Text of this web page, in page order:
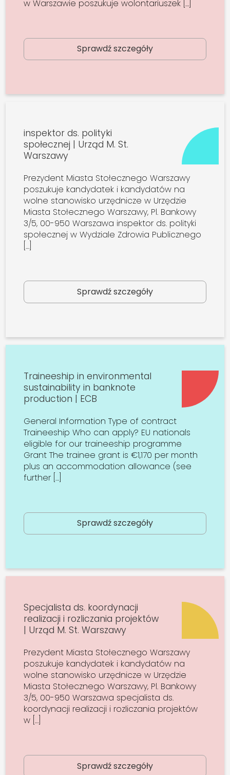
w Warszawie poszukuje wolontariuszek […]
Sprawdź szczegóły
inspektor ds. polityki
społecznej | Urząd M. St.
Warszawy
Prezydent Miasta Stołecznego Warszawy
poszukuje kandydatek i kandydatów na
wolne stanowisko urzędnicze w Urzędzie
Miasta Stołecznego Warszawy, Pl. Bankowy
3/5, 00-950 Warszawa inspektor ds. polityki
społecznej w Wydziale Zdrowia Publicznego
[…]
Sprawdź szczegóły
Traineeship in environmental
sustainability in banknote
production | ECB
General Information Type of contract
Traineeship Who can apply? EU nationals
eligible for our traineeship programme
Grant The trainee grant is €1,170 per month
plus an accommodation allowance (see
further […]
Sprawdź szczegóły
Specjalista ds. koordynacji
realizacji i rozliczania projektów
| Urząd M. St. Warszawy
Prezydent Miasta Stołecznego Warszawy
poszukuje kandydatek i kandydatów na
wolne stanowisko urzędnicze w Urzędzie
Miasta Stołecznego Warszawy, Pl. Bankowy
3/5, 00-950 Warszawa specjalista ds.
koordynacji realizacji i rozliczania projektów
w […]
Sprawdź szczegóły